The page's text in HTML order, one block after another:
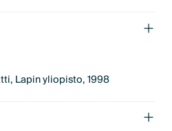
Lapin yliopisto, 1998